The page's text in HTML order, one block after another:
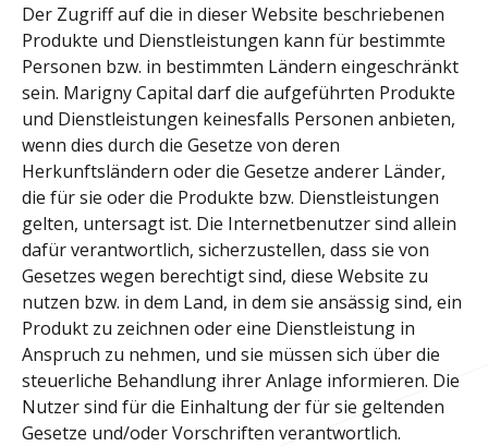
Der Zugriff auf die in dieser Website beschriebenen
Produkte und Dienstleistungen kann für bestimmte
Personen bzw. in bestimmten Ländern eingeschränkt
sein. Marigny Capital darf die aufgeführten Produkte
und Dienstleistungen keinesfalls Personen anbieten,
wenn dies durch die Gesetze von deren
Herkunftsländern oder die Gesetze anderer Länder,
die für sie oder die Produkte bzw. Dienstleistungen
gelten, untersagt ist. Die Internetbenutzer sind allein
dafür verantwortlich, sicherzustellen, dass sie von
Gesetzes wegen berechtigt sind, diese Website zu
nutzen bzw. in dem Land, in dem sie ansässig sind, ein
Produkt zu zeichnen oder eine Dienstleistung in
Anspruch zu nehmen, und sie müssen sich über die
steuerliche Behandlung ihrer Anlage informieren. Die
Nutzer sind für die Einhaltung der für sie geltenden
Gesetze und/oder Vorschriften verantwortlich.